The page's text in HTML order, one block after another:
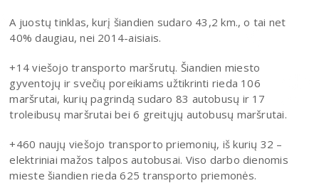
A juostų tinklas, kurį šiandien sudaro 43,2 km., o tai net
40% daugiau, nei 2014-aisiais.
+14 viešojo transporto maršrutų. Šiandien miesto
gyventojų ir svečių poreikiams užtikrinti rieda 106
maršrutai, kurių pagrindą sudaro 83 autobusų ir 17
troleibusų maršrutai bei 6 greitųjų autobusų maršrutai.
+460 naujų viešojo transporto priemonių, iš kurių ​32 –
elektriniai mažos talpos autobusai. Viso darbo dienomis
mieste šiandien rieda 625 transporto priemonės.